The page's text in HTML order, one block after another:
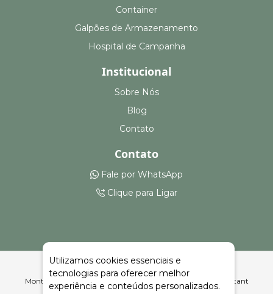
Container
Galpões de Armazenamento
Hospital de Campanha
Institucional
Sobre Nós
Blog
Contato
Contato
Fale por WhatsApp
Clique para Ligar
Montagem e Aluguel de Arquibancadas em Benjamin Constant
do Sul | Celeiro Feiras e Eventos
Utilizamos cookies essenciais e
tecnologias para oferecer melhor
experiência e conteúdos personalizados.